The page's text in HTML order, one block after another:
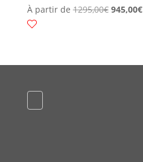
À partir de 1295,00€ 945,00€